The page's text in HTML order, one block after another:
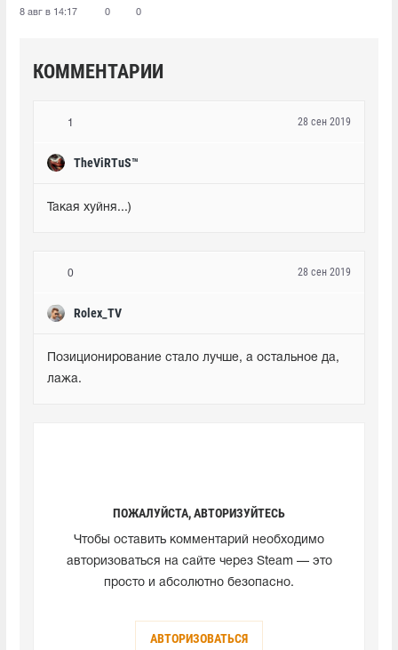
8 авг в 14:17 0 0
КОММЕНТАРИИ
1
TheViRTuS™
28 сен 2019
Такая хуйня...)
0
Rolex_TV
28 сен 2019
Позиционирование стало лучше, а остальное да,
лажа.
ПОЖАЛУЙСТА, АВТОРИЗУЙТЕСЬ
Чтобы оставить комментарий необходимо
авторизоваться на сайте через Steam — это
просто и абсолютно безопасно.
АВТОРИЗОВАТЬСЯ